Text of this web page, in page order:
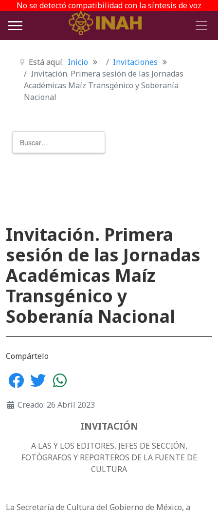
No se detectó compatibilidad con la síntesis de voz
Está aquí: Inicio
Invitaciones
Invitación. Primera sesión de las Jornadas
Académicas Maíz Transgénico y Soberanía
Nacional
Invitación. Primera
sesión de las Jornadas
Académicas Maíz
Transgénico y
Soberanía Nacional
Compártelo
Creado: 26 Abril 2023
INVITACIÓN
A LAS Y LOS EDITORES, JEFES DE SECCIÓN,
FOTÓGRAFOS Y REPORTEROS DE LA FUENTE DE
CULTURA
La Secretaría de Cultura del Gobierno de México, a